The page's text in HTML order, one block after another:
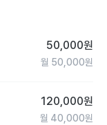
50,000원
월 50,000원
120,000원
월 40,000원